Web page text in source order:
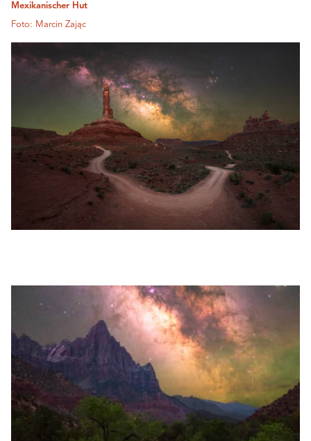
Mexikanischer Hut
Foto: Marcin Zając